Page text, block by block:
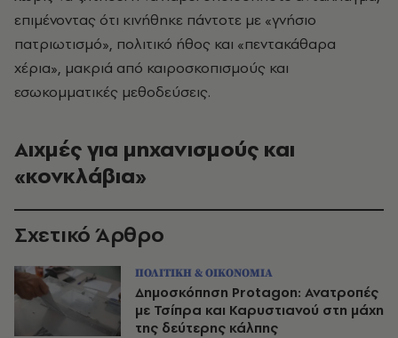
επιμένοντας ότι κινήθηκε πάντοτε με «γνήσιο
πατριωτισμό», πολιτικό ήθος και «πεντακάθαρα
χέρια», μακριά από καιροσκοπισμούς και
εσωκομματικές μεθοδεύσεις.
Αιχμές για μηχανισμούς και
«κονκλάβια»
Σχετικό Άρθρο
ΠΟΛΙΤΙΚΗ & ΟΙΚΟΝΟΜΙΑ
Δημοσκόπηση Protagon: Ανατροπές
με Τσίπρα και Καρυστιανού στη μάχη
της δεύτερης κάλπης